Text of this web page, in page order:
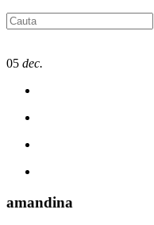
05 dec.
amandina